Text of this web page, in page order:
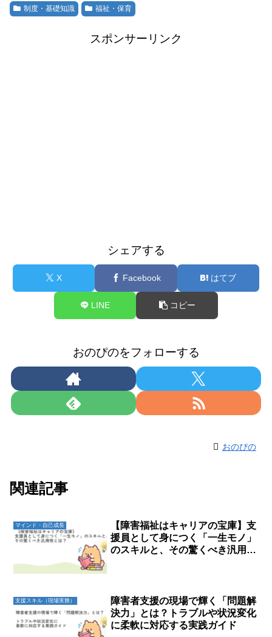
制度・基礎知識 福祉・保育
スポンサーリンク
シェアする
X Facebook はてブ
LINE コピー
おのぴのをフォローする
おのぴの
関連記事
マインド・自己成長
【障害福祉はキャリアの宝庫】支
援員として身につく「一生モノ」
のスキルと、その驚くべき汎用性
支援スキル（現場実務）
障害者支援の現場で輝く「問題解
決力」とは？トラブルや状況変化
に柔軟に対応する実践ガイド